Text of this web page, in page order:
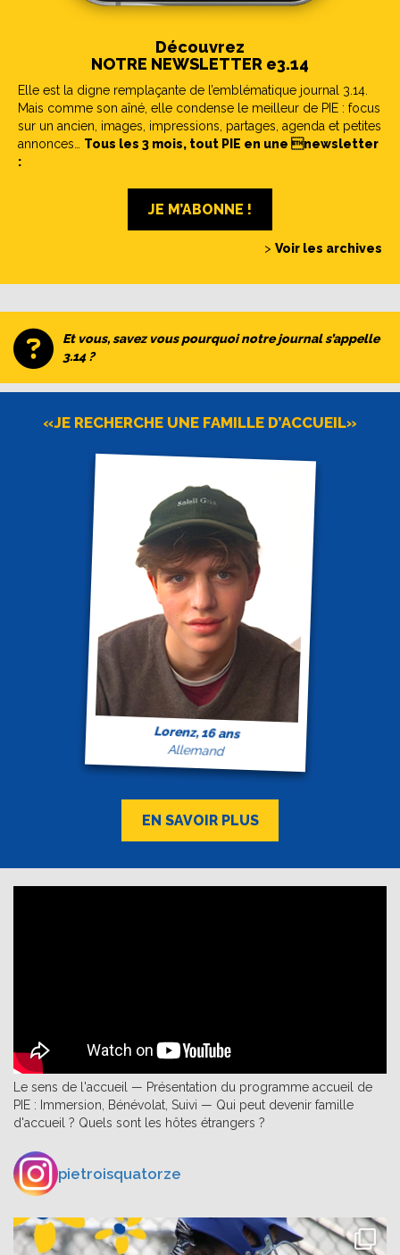
Découvrez
NOTRE NEWSLETTER e3.14
Elle est la digne remplaçante de l’emblématique journal 3.14.
Mais comme son aîné, elle condense le meilleur de PIE : focus
sur un ancien, images, impressions, partages, agenda et petites
annonces… Tous les 3 mois, tout PIE en une newsletter
:
JE M’ABONNE !
> Voir les archives
Et vous, savez vous pourquoi notre journal s’appelle
3.14 ?
«JE RECHERCHE UNE FAMILLE D’ACCUEIL»
Lorenz, 16 ans
Allemand
EN SAVOIR PLUS
Le sens de l'accueil — Présentation du programme accueil de
PIE : Immersion, Bénévolat, Suivi — Qui peut devenir famille
d'accueil ? Quels sont les hôtes étrangers ?
pietroisquatorze